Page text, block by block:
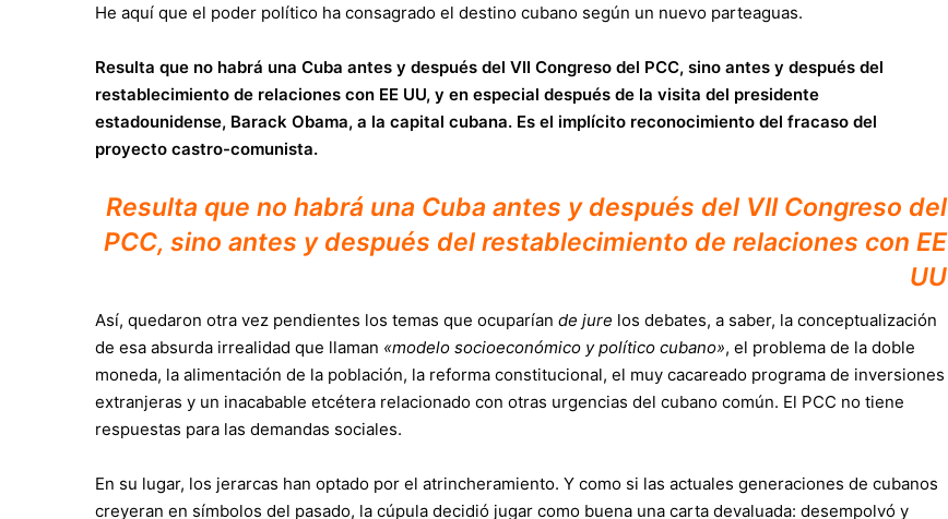
He aquí que el poder político ha consagrado el destino cubano según un nuevo parteaguas.
Resulta que no habrá una Cuba antes y después del VII Congreso del PCC, sino antes y después del
restablecimiento de relaciones con EE UU, y en especial después de la visita del presidente
estadounidense, Barack Obama, a la capital cubana. Es el implícito reconocimiento del fracaso del
proyecto castro-comunista.
Resulta que no habrá una Cuba antes y después del VII Congreso del
PCC, sino antes y después del restablecimiento de relaciones con EE
UU
Así, quedaron otra vez pendientes los temas que ocuparían de jure los debates, a saber, la conceptualización
de esa absurda irrealidad que llaman «modelo socioeconómico y político cubano», el problema de la doble
moneda, la alimentación de la población, la reforma constitucional, el muy cacareado programa de inversiones
extranjeras y un inacabable etcétera relacionado con otras urgencias del cubano común. El PCC no tiene
respuestas para las demandas sociales.
En su lugar, los jerarcas han optado por el atrincheramiento. Y como si las actuales generaciones de cubanos
creyeran en símbolos del pasado, la cúpula decidió jugar como buena una carta devaluada: desempolvó y